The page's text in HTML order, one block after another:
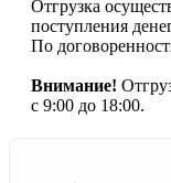
Отгрузка
поступления
По
Внимание!
с 9:00 до 18:00.